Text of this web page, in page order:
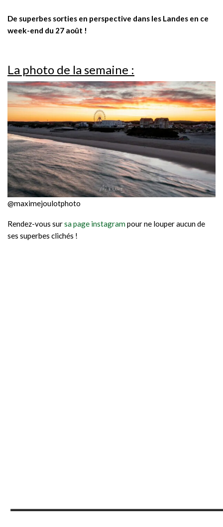
De superbes sorties en perspective dans les Landes en ce
week-end du 27 août !
La photo de la semaine :
@maximejoulotphoto
Rendez-vous sursa page instagrampour ne louper aucun de
ses superbes clichés !